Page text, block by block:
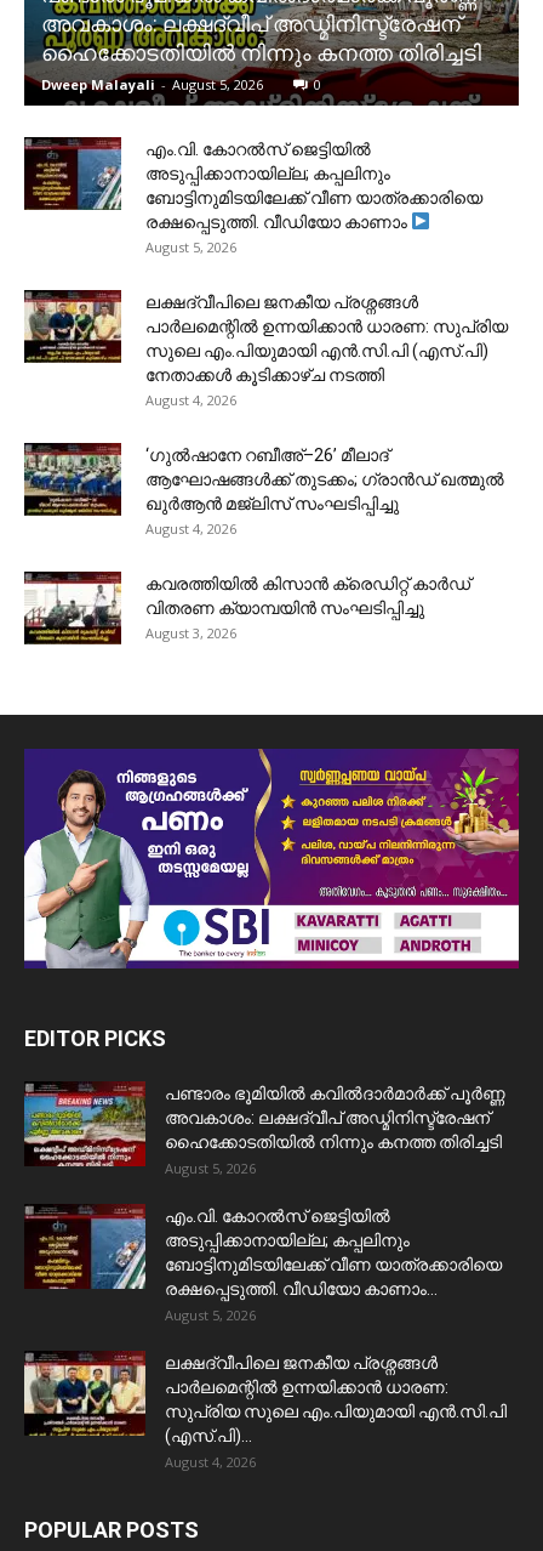
അവകാശം: ലക്ഷദ്വീപ് അഡ്മിനിസ്ട്രേഷന്
ഹൈക്കോടതിയിൽ നിന്നും കനത്ത തിരിച്ചടി
Dweep Malayali - August 5, 2026 0
​എം.വി. കോറൽസ് ജെട്ടിയിൽ
അടുപ്പിക്കാനായില്ല; കപ്പലിനും
ബോട്ടിനുമിടയിലേക്ക് വീണ യാത്രക്കാരിയെ
രക്ഷപ്പെടുത്തി. വീഡിയോ കാണാം
August 5, 2026
ലക്ഷദ്വീപിലെ ജനകീയ പ്രശ്നങ്ങൾ
പാർലമെന്റിൽ ഉന്നയിക്കാൻ ധാരണ: സുപ്രിയ
സുലെ എം.പിയുമായി എൻ.സി.പി (എസ്.പി)
നേതാക്കൾ കൂടിക്കാഴ്ച നടത്തി
August 4, 2026
‘ഗുൽഷാനേ റബീഅ്–26’ മീലാദ്
ആഘോഷങ്ങൾക്ക് തുടക്കം; ഗ്രാൻഡ് ഖത്മുൽ
ഖുർആൻ മജ്‌ലിസ് സംഘടിപ്പിച്ചു
August 4, 2026
കവരത്തിയിൽ കിസാൻ ക്രെഡിറ്റ് കാർഡ്
വിതരണ ക്യാമ്പയിൻ സംഘടിപ്പിച്ചു
August 3, 2026
EDITOR PICKS
പണ്ടാരം ഭൂമിയിൽ കവിൽദാർമാർക്ക് പൂർണ്ണ
അവകാശം: ലക്ഷദ്വീപ് അഡ്മിനിസ്ട്രേഷന്
ഹൈക്കോടതിയിൽ നിന്നും കനത്ത തിരിച്ചടി
August 5, 2026
​എം.വി. കോറൽസ് ജെട്ടിയിൽ
അടുപ്പിക്കാനായില്ല; കപ്പലിനും
ബോട്ടിനുമിടയിലേക്ക് വീണ യാത്രക്കാരിയെ
രക്ഷപ്പെടുത്തി. വീഡിയോ കാണാം...
August 5, 2026
ലക്ഷദ്വീപിലെ ജനകീയ പ്രശ്നങ്ങൾ
പാർലമെന്റിൽ ഉന്നയിക്കാൻ ധാരണ:
സുപ്രിയ സുലെ എം.പിയുമായി എൻ.സി.പി
(എസ്.പി)...
August 4, 2026
POPULAR POSTS